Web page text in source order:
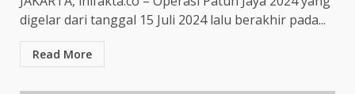
digelar dari tanggal 15 Juli 2024 lalu berakhir pada...
Read More